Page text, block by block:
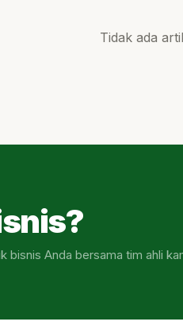
Tidak ada
bisnis Anda bersama tim ahli